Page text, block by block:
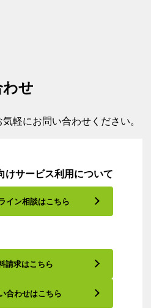
せ
軽にお問い合わせください。
けサービス利用について
イン相談はこちら
請求はこちら
合わせはこちら